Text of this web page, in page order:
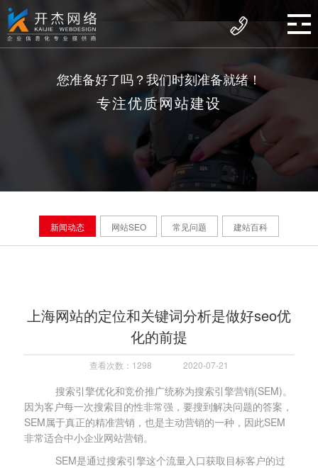
您准备好了吗？我们时刻准备就绪！
专注优质网站建设
新闻动态 网站SEO 常见问题 建站百科
上海网站的定位和关键词分析是做好seo优
化的前提
查看次数：1298 2020-07-21
搜索引擎优化和竞价推广统称为搜索引擎营销(SEM)。
因为客户每一次搜索目的性非常强，要搜到解决问题的答案，
SEM属于真正的精准营销，也是主动营销的一种，因此SEM
非常适合中小企业网站营销。
SEM是通过搜索引擎这个流量入口获取目标客户的过